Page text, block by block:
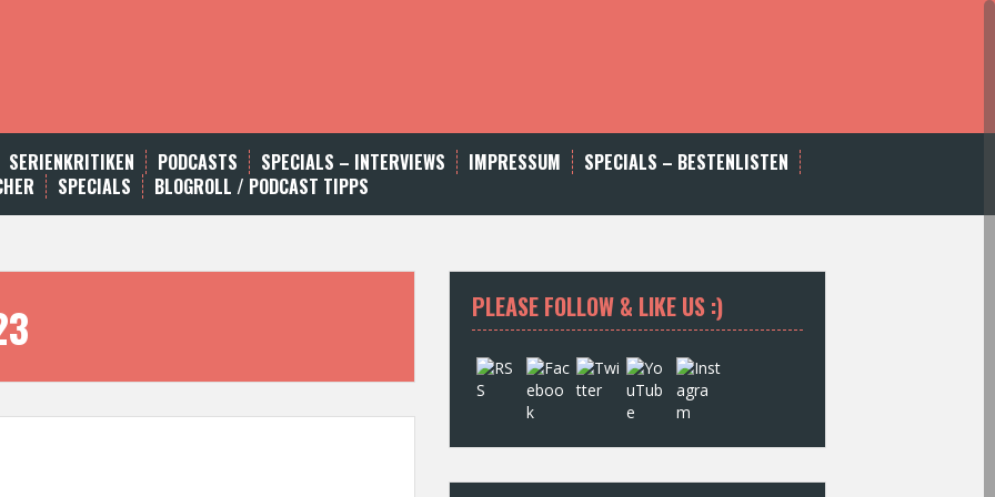
SERIENKRITIKEN PODCASTS SPECIALS – INTERVIEWS IMPRESSUM
SPECIALS – BESTENLISTEN
SPECIALS BLOGROLL / PODCAST TIPPS
PLEASE FOLLOW & LIKE US :)